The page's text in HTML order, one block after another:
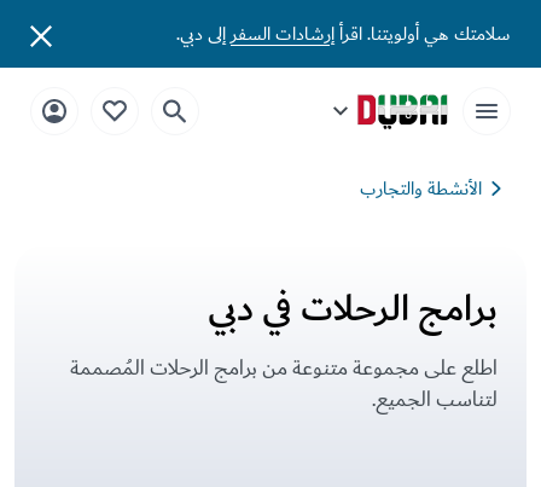
سلامتك هي أولويتنا. اقرأإرشادات السفرإلى دبي.
الأنشطة والتجارب
برامج الرحلات في دبي
اطلع على مجموعة متنوعة من برامج الرحلات المُصممة
لتناسب الجميع.